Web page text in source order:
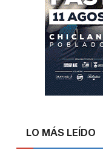
LO MÁS LEÍDO